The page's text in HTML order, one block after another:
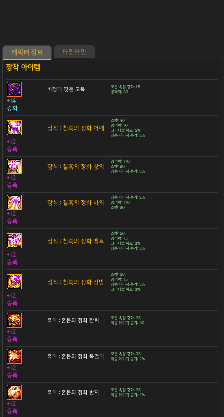
캐릭터 정보 타임라인
비정이 깃든 고목
모든 속성 강화: 15
공격력: 30
+14
강화
잠식 : 칠흑의 정화 어깨
스탯: 40
공격력: 10
크리티컬 히트: 5%
최종 데미지 증가: 3%
+12
증폭
잠식 : 칠흑의 정화 상의
공격력: 110
스탯: 90
최종 데미지 증가: 3%
+12
증폭
잠식 : 칠흑의 정화 하의
최종 데미지 증가: 2%
공격력: 110
스탯: 90
+12
증폭
잠식 : 칠흑의 정화 벨트
스탯: 50
공격력: 15
크리티컬 히트: 3%
최종 데미지 증가: 3%
+12
증폭
잠식 : 칠흑의 정화 신발
스탯: 50
공격력: 15
최종 데미지 증가: 3%
크리티컬 히트: 3%
+12
증폭
흑아 : 혼돈의 정화 팔찌
모든 속성 강화: 35
최종 데미지 증가: 1%
+12
증폭
흑아 : 혼돈의 정화 목걸이
모든 속성 강화: 35
최종 데미지 증가: 2%
+12
증폭
흑아 : 혼돈의 정화 반지
모든 속성 강화: 35
최종 데미지 증가: 2%
+12
증폭